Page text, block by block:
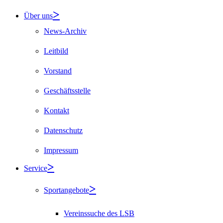
Über uns
News-Archiv
Leitbild
Vorstand
Geschäftsstelle
Kontakt
Datenschutz
Impressum
Service
Sportangebote
Vereinssuche des LSB